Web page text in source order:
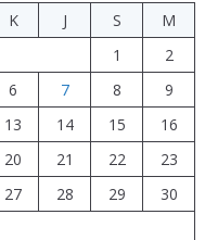
K J S
M
1
2
6 7 8
9
13 14 15
16
20 21 22
23
27 28 29
30